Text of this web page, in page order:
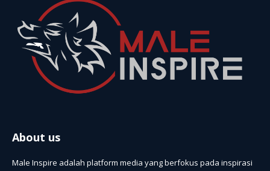
About us
Male Inspire adalah platform media yang berfokus pada inspirasi